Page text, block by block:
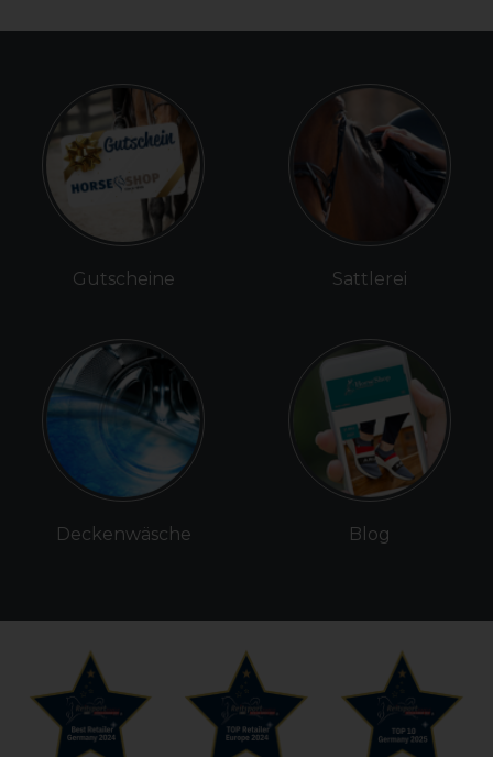
Gutscheine
Deckenwäsche
Sattlerei
Blog